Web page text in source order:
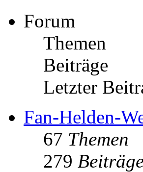
Forum
Themen
Beiträge
Letzter
Fan-Helden-
67 Themen
279